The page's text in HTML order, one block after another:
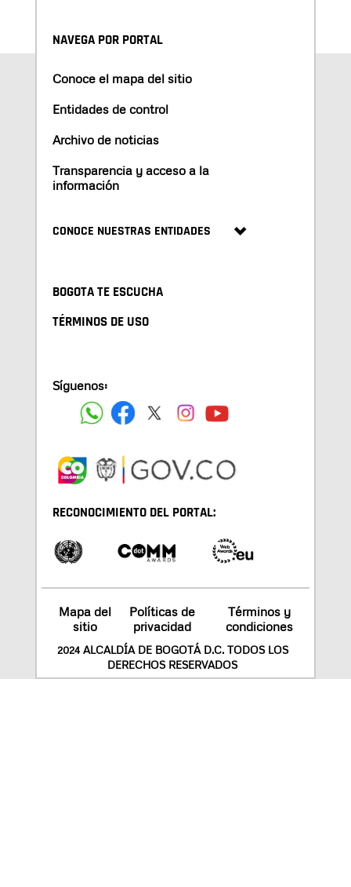
NAVEGA POR PORTAL
Conoce el mapa del sitio
Entidades de control
Archivo de noticias
Transparencia y acceso a la
información
CONOCE NUESTRAS ENTIDADES
BOGOTA TE ESCUCHA
TÉRMINOS DE USO
Síguenos:
RECONOCIMIENTO DEL PORTAL:
Mapa del
sitio
Políticas de
privacidad
Términos y
condiciones
2024 ALCALDÍA DE BOGOTÁ D.C. TODOS LOS
DERECHOS RESERVADOS